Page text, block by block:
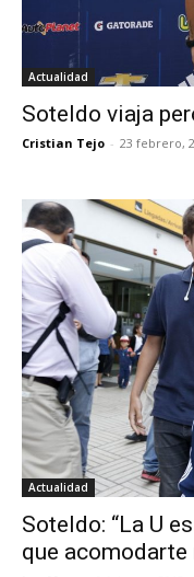
Actualidad
Soteldo viaja
Cristian Tejo - 23 febrero,
Actualidad
Soteldo: “La U
que acomodarte